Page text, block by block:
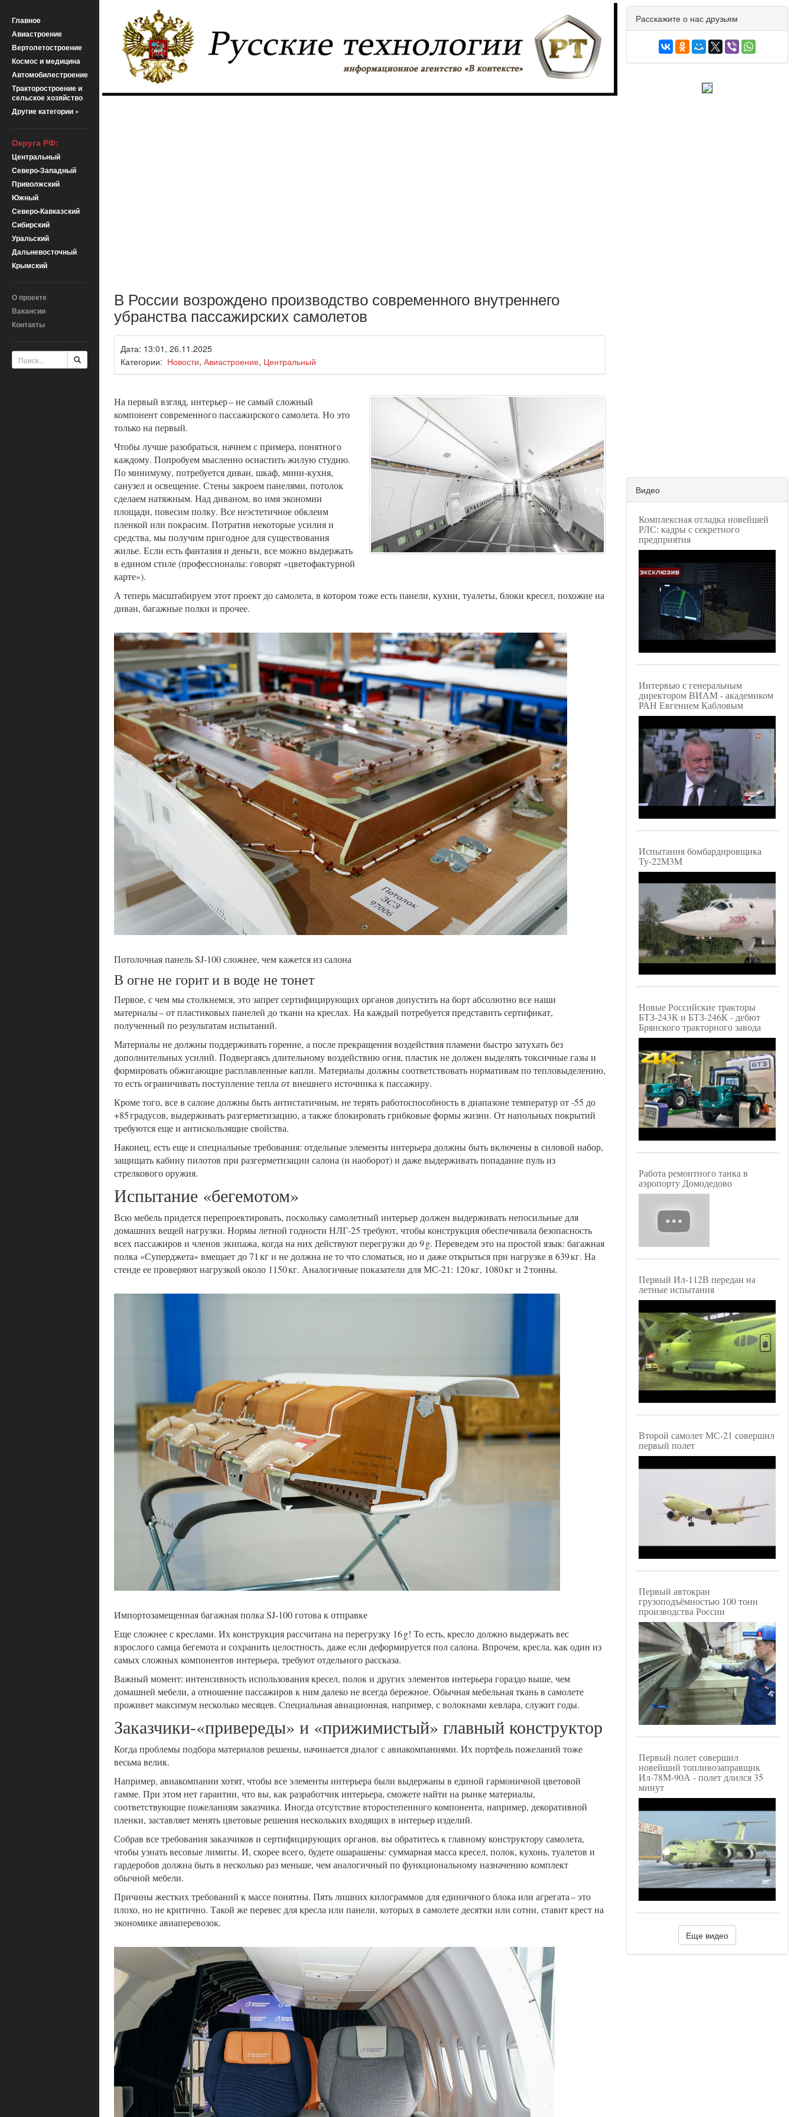
Главное
Авиастроение
Вертолетостроение
Космос и медицина
Автомобилестроение
Тракторостроение и
сельское хозяйство
Другие категории »
Округа РФ:
Центральный
Северо-Западный
Приволжский
Южный
Северо-Кавказский
Сибирский
Уральский
Дальневосточный
Крымский
О проекте
Вакансии
Контакты
В России возрождено производство современного внутреннего
убранства пассажирских самолетов
Дата: 13:01, 26.11.2025
Категории: Новости, Авиастроение, Центральный
На первый взгляд, интерьер – не самый сложный
компонент современного пассажирского самолета. Но это
только на первый.
Чтобы лучше разобраться, начнем с примера, понятного
каждому. Попробуем мысленно оснастить жилую студию.
По минимуму, потребуется диван, шкаф, мини-кухня,
санузел и освещение. Стены закроем панелями, потолок
сделаем натяжным. Над диваном, во имя экономии
площади, повесим полку. Все неэстетичное обклеим
пленкой или покрасим. Потратив некоторые усилия и
средства, мы получим пригодное для существования
жилье. Если есть фантазия и деньги, все можно выдержать
в едином стиле (профессионалы: говорят «цветофактурной
карте»).
А теперь масштабируем этот проект до самолета, в котором тоже есть панели, кухни, туалеты, блоки кресел, похожие на
диван, багажные полки и прочее.
Потолочная панель SJ‑100 сложнее, чем кажется из салона
В огне не горит и в воде не тонет
Первое, с чем мы столкнемся, это запрет сертифицирующих органов допустить на борт абсолютно все наши
материалы – от пластиковых панелей до ткани на креслах. На каждый потребуется представить сертификат,
полученный по результатам испытаний.
Материалы не должны поддерживать горение, а после прекращения воздействия пламени быстро затухать без
дополнительных усилий. Подвергаясь длительному воздействию огня, пластик не должен выделять токсичные газы и
формировать обжигающие расплавленные капли. Материалы должны соответствовать нормативам по тепловыделению,
то есть ограничивать поступление тепла от внешнего источника к пассажиру.
Кроме того, все в салоне должны быть антистатичным, не терять работоспособность в диапазоне температур от -55 до
+85 градусов, выдерживать разгерметизацию, а также блокировать грибковые формы жизни. От напольных покрытий
требуются еще и антискользящие свойства.
Наконец, есть еще и специальные требования: отдельные элементы интерьера должны быть включены в силовой набор,
защищать кабину пилотов при разгерметизации салона (и наоборот) и даже выдерживать попадание пуль из
стрелкового оружия.
Испытание «бегемотом»
Всю мебель придется перепроектировать, поскольку самолетный интерьер должен выдерживать непосильные для
домашних вещей нагрузки. Нормы летной годности НЛГ-25 требуют, чтобы конструкция обеспечивала безопасность
всех пассажиров и членов экипажа, когда на них действуют перегрузки до 9 g. Переведем это на простой язык: багажная
полка «Суперджета» вмещает до 71 кг и не должна не то что сломаться, но и даже открыться при нагрузке в 639 кг. На
стенде ее проверяют нагрузкой около 1150 кг. Аналогичные показатели для МС-21: 120 кг, 1080 кг и 2 тонны.
Импортозамещенная багажная полка SJ-100 готова к отправке
Еще сложнее с креслами. Их конструкция рассчитана на перегрузку 16 g! То есть, кресло должно выдержать вес
взрослого самца бегемота и сохранить целостность, даже если деформируется пол салона. Впрочем, кресла, как один из
самых сложных компонентов интерьера, требуют отдельного рассказа.
Важный момент: интенсивность использования кресел, полок и других элементов интерьера гораздо выше, чем
домашней мебели, а отношение пассажиров к ним далеко не всегда бережное. Обычная мебельная ткань в самолете
проживет максимум несколько месяцев. Специальная авиационная, например, с волокнами кевлара, служит годы.
Заказчики-«привереды» и «прижимистый» главный конструктор
Когда проблемы подбора материалов решены, начинается диалог с авиакомпаниями. Их портфель пожеланий тоже
весьма велик.
Например, авиакомпании хотят, чтобы все элементы интерьера были выдержаны в единой гармоничной цветовой
гамме. При этом нет гарантии, что вы, как разработчик интерьера, сможете найти на рынке материалы,
соответствующие пожеланиям заказчика. Иногда отсутствие второстепенного компонента, например, декоративной
пленки, заставляет менять цветовые решения нескольких входящих в интерьер изделий.
Собрав все требования заказчиков и сертифицирующих органов, вы обратитесь к главному конструктору самолета,
чтобы узнать весовые лимиты. И, скорее всего, будете ошарашены: суммарная масса кресел, полок, кухонь, туалетов и
гардеробов должна быть в несколько раз меньше, чем аналогичный по функциональному назначению комплект
обычной мебели.
Причины жестких требований к массе понятны. Пять лишних килограммов для единичного блока или агрегата – это
плохо, но не критично. Такой же перевес для кресла или панели, которых в самолете десятки или сотни, ставит крест на
экономике авиаперевозок.
Расскажите о нас друзьям
Видео
Комплексная отладка новейшей
РЛС: кадры с секретного
предприятия
Интервью с генеральным
директором ВИАМ - академиком
РАН Евгением Кабловым
Испытания бомбардировщика
Ту-22М3М
Новые Российские тракторы
БТЗ-243К и БТЗ-246К - дебют
Брянского тракторного завода
Работа ремонтного танка в
аэропорту Домодедово
Первый Ил-112В передан на
летные испытания
Второй самолет МС-21 совершил
первый полет
Первый автокран
грузоподъёмностью 100 тонн
производства России
Первый полет совершил
новейший топливозаправщик
Ил-78М-90А - полет длился 35
минут
Еще видео